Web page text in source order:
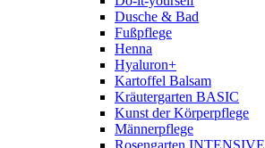
Dusche & Bad
Fußpflege
Henna
Hyaluron+
Kartoffel Balsam
Kräutergarten BASIC
Kunst der Körperpflege
Männerpflege
Rosengarten INTENSIVE